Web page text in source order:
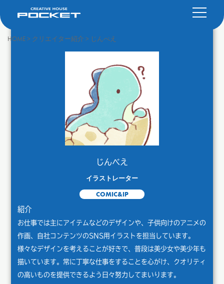
HOME> クリエイター紹介 > じんべえ
じんべえ
イラストレーター
COMIC&IP
紹介
お仕事では主にアイテムなどのデザインや、子供向けのアニメの
作画、自社コンテンツのSNS用イラストを担当しています。
様々なデザインを考えることが好きで、普段は美少女や美少年も
描いています。常に丁寧な仕事をすることを心がけ、クオリティ
の高いものを提供できるよう日々努力してまいります。